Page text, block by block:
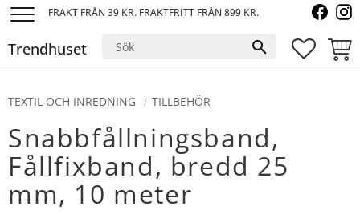
FRAKT FRÅN 39 KR. FRAKTFRITT FRÅN 899 KR.
Trendhuset
TEXTIL OCH INREDNING TILLBEHÖR
Snabbfållningsband,
Fållfixband, bredd 25
mm, 10 meter